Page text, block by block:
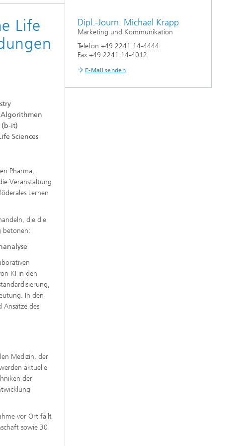
Life
Algorithmen
(b-it)
Sciences
Pharma,
Veranstaltung
Lernen
die die
betonen:
KI in den
In den
Ansätze des
Medizin, der
aktuelle
der
vor Ort fällt
sowie 30
Dipl.-Journ. Michael Krapp
Marketing und Kommunikation
Telefon +49 2241 14-4444
Fax +49 2241 14-4012
E-Mail senden